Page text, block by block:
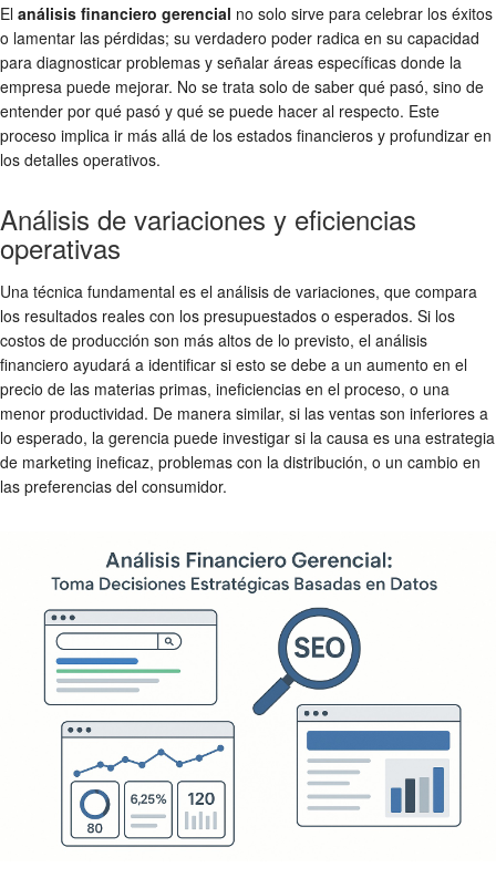
El análisis financiero gerencial no solo sirve para celebrar los éxitos
o lamentar las pérdidas; su verdadero poder radica en su capacidad
para diagnosticar problemas y señalar áreas específicas donde la
empresa puede mejorar. No se trata solo de saber qué pasó, sino de
entender por qué pasó y qué se puede hacer al respecto. Este
proceso implica ir más allá de los estados financieros y profundizar en
los detalles operativos.
Análisis de variaciones y eficiencias
operativas
Una técnica fundamental es el análisis de variaciones, que compara
los resultados reales con los presupuestados o esperados. Si los
costos de producción son más altos de lo previsto, el análisis
financiero ayudará a identificar si esto se debe a un aumento en el
precio de las materias primas, ineficiencias en el proceso, o una
menor productividad. De manera similar, si las ventas son inferiores a
lo esperado, la gerencia puede investigar si la causa es una estrategia
de marketing ineficaz, problemas con la distribución, o un cambio en
las preferencias del consumidor.